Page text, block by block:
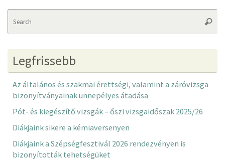
Legfrissebb
Az általános és szakmai érettségi, valamint a záróvizsga
bizonyítványainak ünnepélyes átadása
Pót- és kiegészítő vizsgák – őszi vizsgaidőszak 2025/26
Diákjaink sikere a kémiaversenyen
Diákjaink a Szépségfesztivál 2026 rendezvényen is
bizonyították tehetségüket